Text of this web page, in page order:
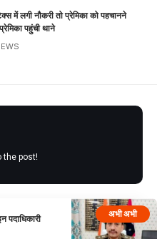
में लगी नौकरी तो प्रेमिका को पहचानने
पहुंची थाने
the post!
अभी अभी
पदाधिकारी